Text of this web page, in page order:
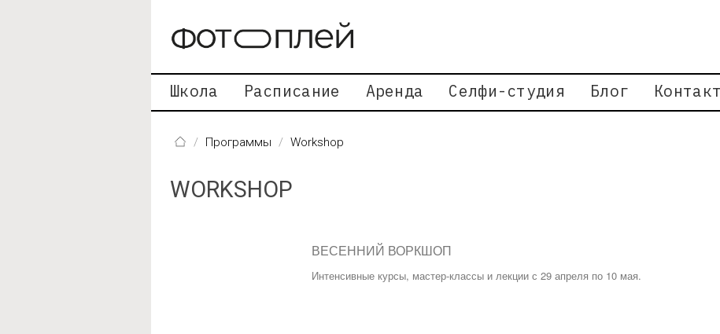
Школа Расписание Аренда Селфи-студия Блог
Программы Workshop
WORKSHOP
ВЕСЕННИЙ ВОРКШОП
Интенсивные курсы, мастер-классы и лекции с 29 апреля по 10 мая.